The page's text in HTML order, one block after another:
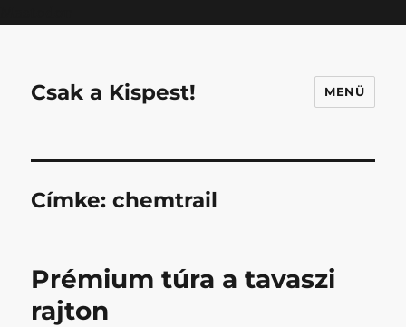
Csak a Kispest! MENÜ
Címke:chemtrail
Prémium túra a tavaszi
rajton